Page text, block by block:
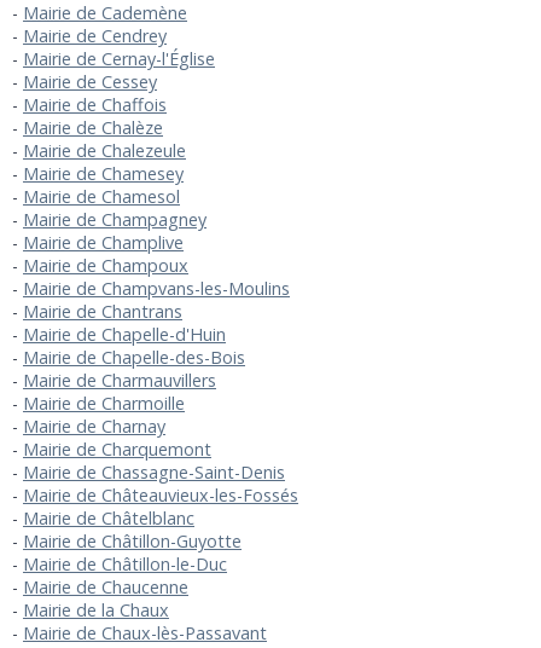
Mairie de Cademène
Mairie de Cendrey
Mairie de Cernay-l'Église
Mairie de Cessey
Mairie de Chaffois
Mairie de Chalèze
Mairie de Chalezeule
Mairie de Chamesey
Mairie de Chamesol
Mairie de Champagney
Mairie de Champlive
Mairie de Champoux
Mairie de Champvans-les-Moulins
Mairie de Chantrans
Mairie de Chapelle-d'Huin
Mairie de Chapelle-des-Bois
Mairie de Charmauvillers
Mairie de Charmoille
Mairie de Charnay
Mairie de Charquemont
Mairie de Chassagne-Saint-Denis
Mairie de Châteauvieux-les-Fossés
Mairie de Châtelblanc
Mairie de Châtillon-Guyotte
Mairie de Châtillon-le-Duc
Mairie de Chaucenne
Mairie de la Chaux
Mairie de Chaux-lès-Passavant